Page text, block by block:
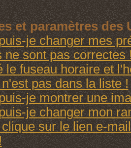
et paramètres des
je changer mes
ne sont pas correctes
le fuseau horaire et
pas dans la liste !
je montrer une
je changer mon
sur le lien e-